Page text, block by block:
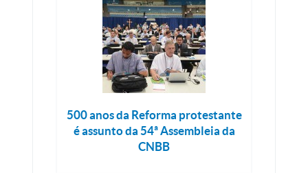
500 anos da Reforma protestante
é assunto da 54ª Assembleia da
CNBB